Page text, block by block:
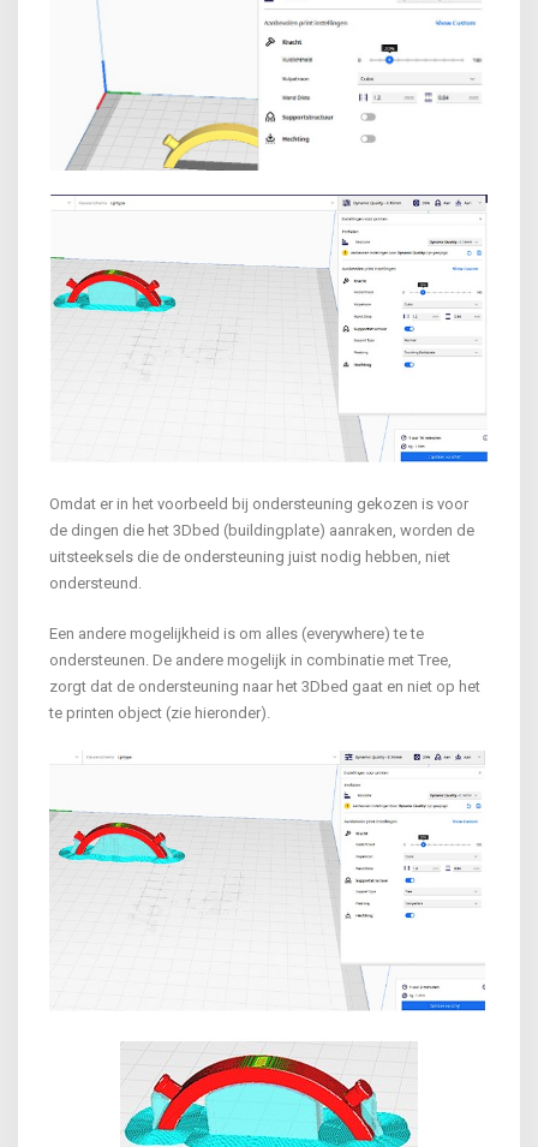
Omdat er in het voorbeeld bij ondersteuning gekozen is voor
de dingen die het 3Dbed (buildingplate) aanraken, worden de
uitsteeksels die de ondersteuning juist nodig hebben, niet
ondersteund.
Een andere mogelijkheid is om alles (everywhere) te te
ondersteunen. De andere mogelijk in combinatie met Tree,
zorgt dat de ondersteuning naar het 3Dbed gaat en niet op het
te printen object (zie hieronder).